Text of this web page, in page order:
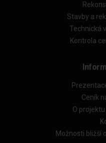
Stavby a
Technická
Kontrola
Ceník
O
Možnosti bližší